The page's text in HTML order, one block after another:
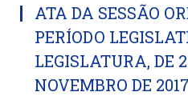
ATA DA SESSÃO
PERÍODO
LEGISLATURA, DE
NOVEMBRO DE 2017